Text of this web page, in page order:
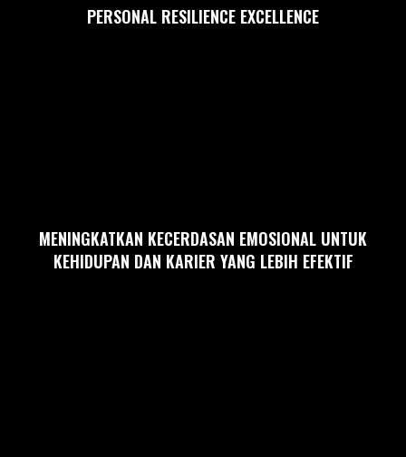
PERSONAL RESILIENCE EXCELLENCE
MENINGKATKAN KECERDASAN EMOSIONAL UNTUK
KEHIDUPAN DAN KARIER YANG LEBIH EFEKTIF